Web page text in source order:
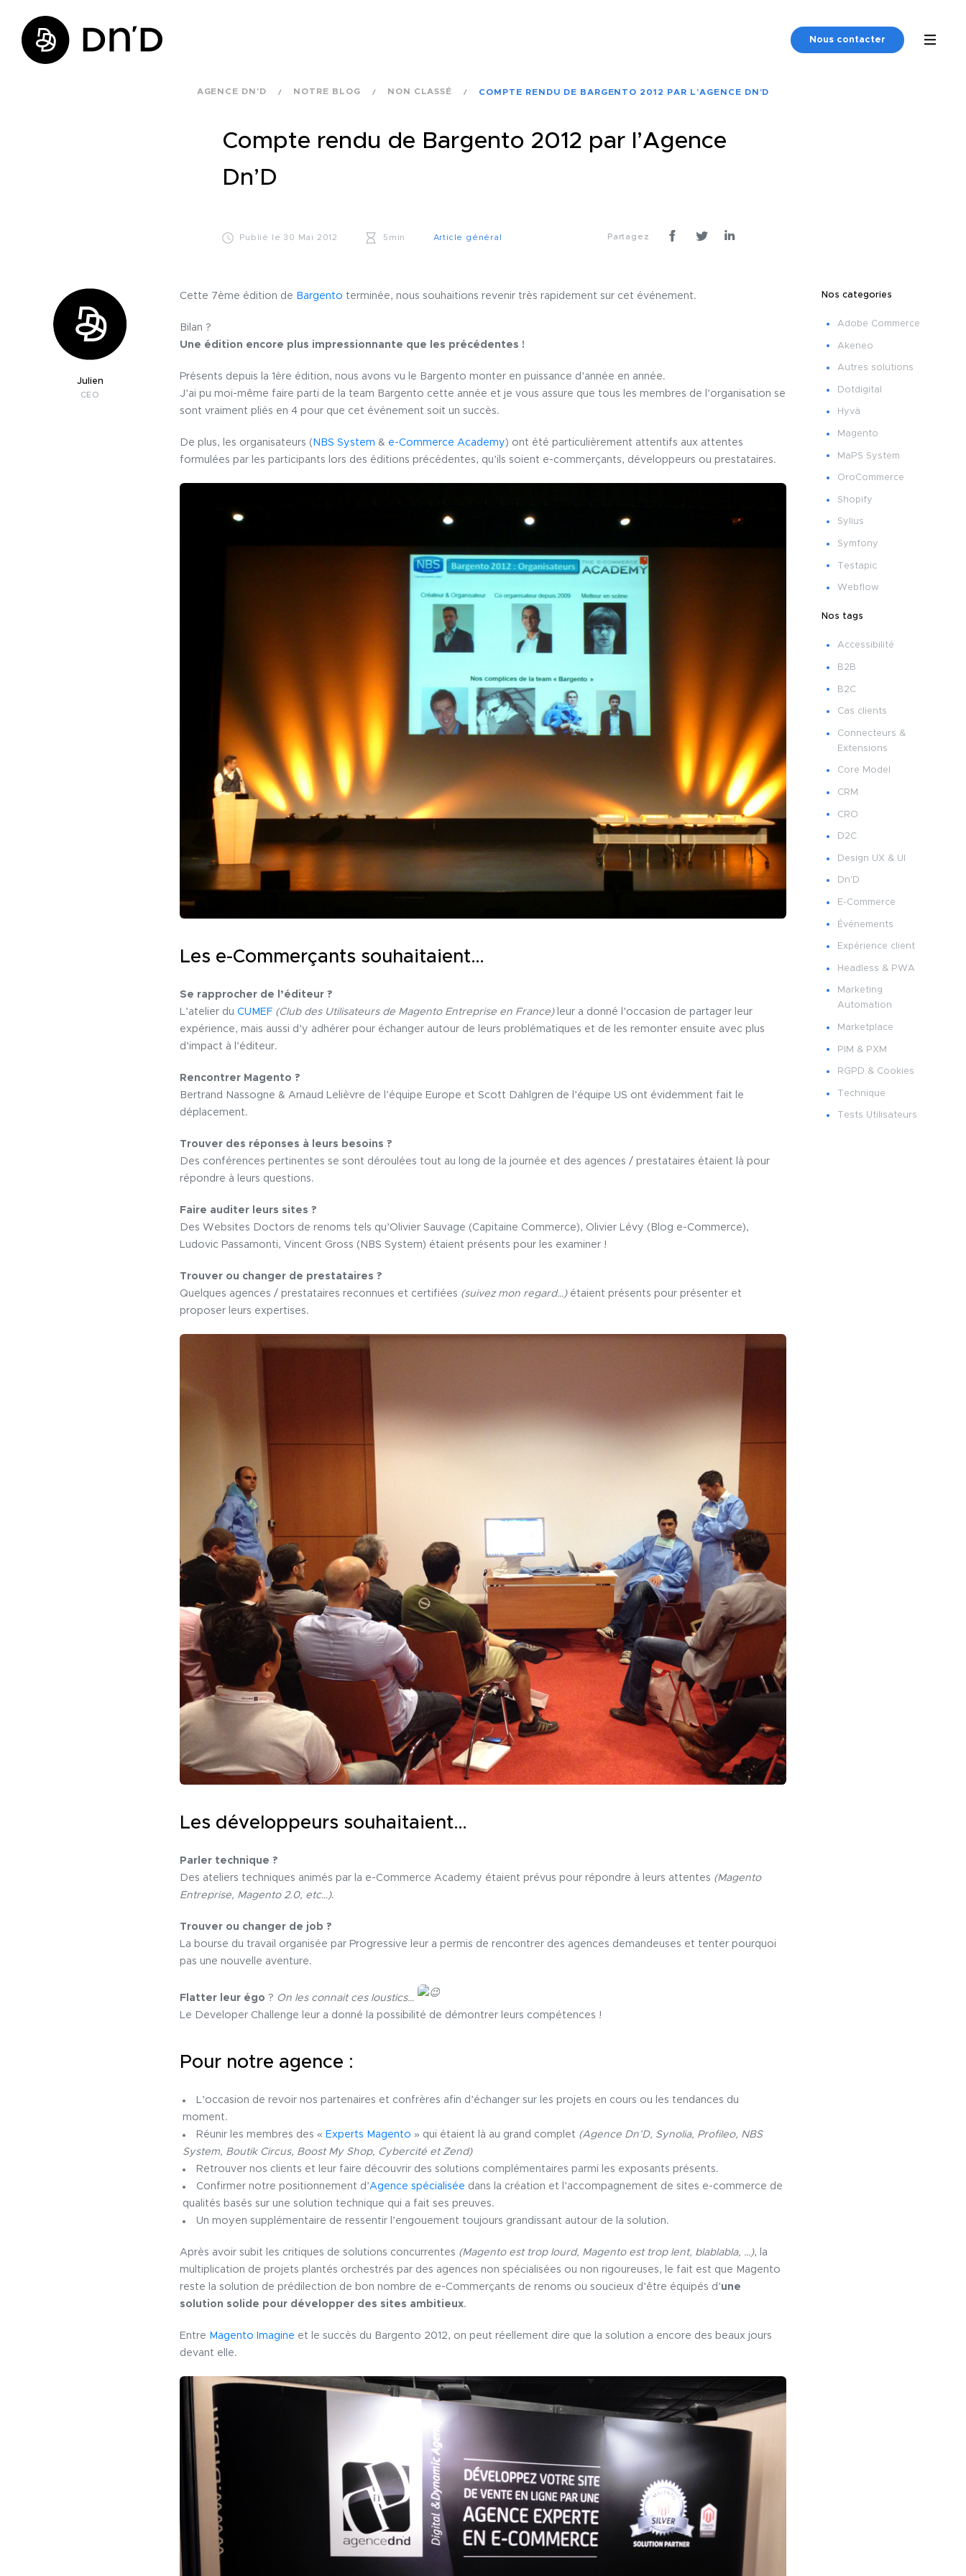
Nous contacter
AGENCE DN'D NOTRE BLOG NON CLASSÉ COMPTE RENDU DE BARGENTO 2012 PAR L’AGENCE DN’D
Compte rendu de Bargento 2012 par l’Agence
Dn’D
Publié le 30 Mai 2012 5min Article général Partagez
Julien
CEO
Cette 7ème édition de Bargento terminée, nous souhaitions revenir très rapidement sur cet événement.
Bilan ?
Une édition encore plus impressionnante que les précédentes !
Présents depuis la 1ère édition, nous avons vu le Bargento monter en puissance d’année en année.
J’ai pu moi-même faire parti de la team Bargento cette année et je vous assure que tous les membres de l’organisation se
sont vraiment pliés en 4 pour que cet événement soit un succès.
De plus, les organisateurs ( NBS System & e-Commerce Academy) ont été particulièrement attentifs aux attentes
formulées par les participants lors des éditions précédentes, qu’ils soient e-commerçants, développeurs ou prestataires.
Les e-Commerçants souhaitaient…
Se rapprocher de l’éditeur ?
L’atelier du CUMEF (Club des Utilisateurs de Magento Entreprise en France)leur a donné l’occasion de partager leur
expérience, mais aussi d’y adhérer pour échanger autour de leurs problématiques et de les remonter ensuite avec plus
d’impact à l’éditeur.
Rencontrer Magento ?
Bertrand Nassogne & Arnaud Lelièvre de l’équipe Europe et Scott Dahlgren de l’équipe US ont évidemment fait le
déplacement.
Trouver des réponses à leurs besoins ?
Des conférences pertinentes se sont déroulées tout au long de la journée et des agences / prestataires étaient là pour
répondre à leurs questions.
Faire auditer leurs sites ?
Des Websites Doctors de renoms tels qu’Olivier Sauvage (Capitaine Commerce), Olivier Lévy (Blog e-Commerce),
Ludovic Passamonti, Vincent Gross (NBS System) étaient présents pour les examiner !
Trouver ou changer de prestataires ?
Quelques agences / prestataires reconnues et certifiées (suivez mon regard…)étaient présents pour présenter et
proposer leurs expertises.
Les développeurs souhaitaient…
Parler technique ?
Des ateliers techniques animés par la e-Commerce Academy étaient prévus pour répondre à leurs attentes (Magento
Entreprise, Magento 2.0, etc…).
Trouver ou changer de job ?
La bourse du travail organisée par Progressive leur a permis de rencontrer des agences demandeuses et tenter pourquoi
pas une nouvelle aventure.
Flatter leur égo ? On les connait ces loustics…
Le Developer Challenge leur a donné la possibilité de démontrer leurs compétences !
Pour notre agence :
L’occasion de revoir nos partenaires et confrères afin d’échanger sur les projets en cours ou les tendances du
moment.
Réunir les membres des « Experts Magento » qui étaient là au grand complet (Agence Dn’D, Synolia, Profileo, NBS
System, Boutik Circus, Boost My Shop, Cybercité et Zend)
Retrouver nos clients et leur faire découvrir des solutions complémentaires parmi les exposants présents.
Confirmer notre positionnement d’Agence spécialisée dans la création et l’accompagnement de sites e-commerce de
qualités basés sur une solution technique qui a fait ses preuves.
Un moyen supplémentaire de ressentir l’engouement toujours grandissant autour de la solution.
Après avoir subit les critiques de solutions concurrentes (Magento est trop lourd, Magento est trop lent, blablabla, …), la
multiplication de projets plantés orchestrés par des agences non spécialisées ou non rigoureuses, le fait est que Magento
reste la solution de prédilection de bon nombre de e-Commerçants de renoms ou soucieux d’être équipés d’une
solution solide pour développer des sites ambitieux.
Entre Magento Imagine et le succès du Bargento 2012, on peut réellement dire que la solution a encore des beaux jours
devant elle.
Nos categories
Adobe Commerce
Akeneo
Autres solutions
Dotdigital
Hyvä
Magento
MaPS System
OroCommerce
Shopify
Sylius
Symfony
Testapic
Webflow
Nos tags
Accessibilité
B2B
B2C
Cas clients
Connecteurs &
Extensions
Core Model
CRM
CRO
D2C
Design UX & UI
Dn'D
E-Commerce
Événements
Expérience client
Headless & PWA
Marketing
Automation
Marketplace
PIM & PXM
RGPD & Cookies
Technique
Tests Utilisateurs